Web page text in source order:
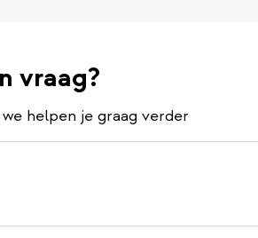
vraag?
helpen je graag verder